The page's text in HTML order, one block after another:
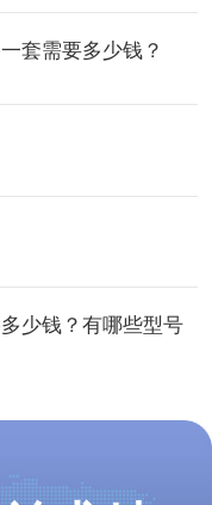
套需要多少钱？
少钱？有哪些型号